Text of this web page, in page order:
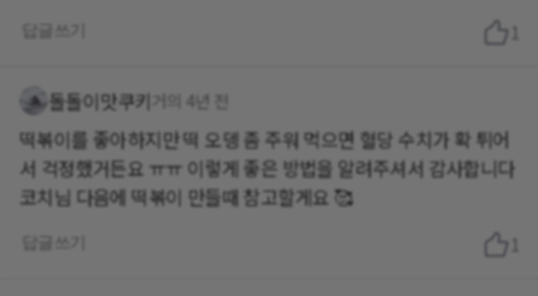
답글쓰기 1
돌돌이맛쿠키 거의 4년 전
떡볶이를 좋아하지만 떡 오뎅 좀 주워 먹으면 혈당 수치가 확 튀어
서 걱정했거든요 ㅠㅠ 이렇게 좋은 방법을 알려주셔서 감사합니다
코치님 다음에 떡볶이 만들때 참고할게요 🥰
답글쓰기 1